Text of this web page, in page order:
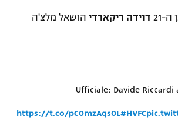
21 דוידה ריקארדי הושאל מלצ'ה
Ufficiale: Davide Riccardi
https://t.co/pC0mzAqs0L#HVFC